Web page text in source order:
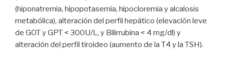
(hiponatremia, hipopotasemia, hipocloremia y alcalosis
metabólica), alteración del perfil hepático (elevación leve
de GOT y GPT < 300U/L, y Bilirrubina < 4 mg/dl) y
alteración del perfil tiroideo (aumento de la T4 y la TSH).